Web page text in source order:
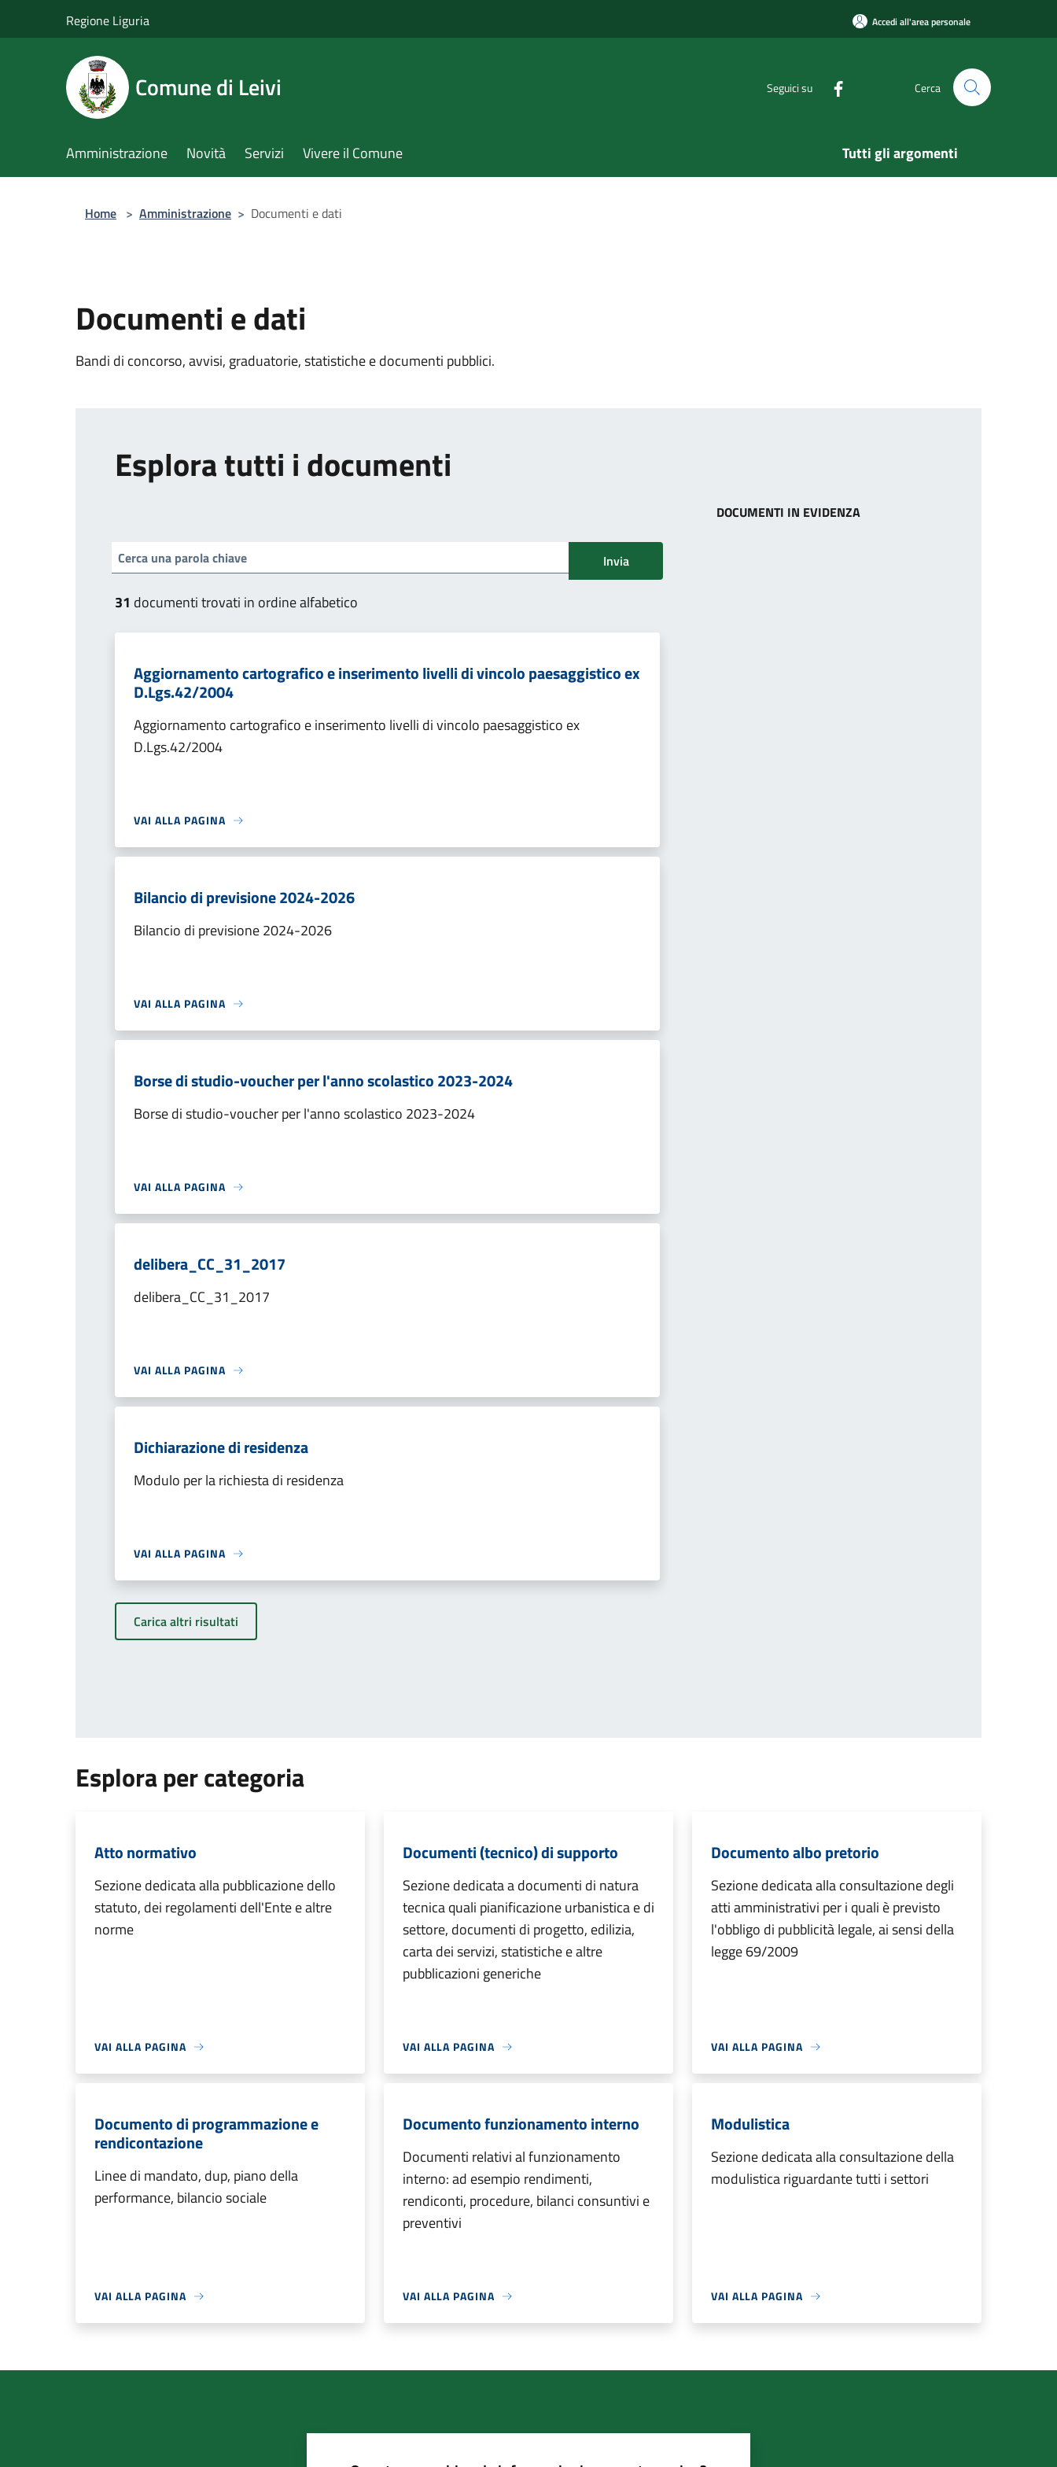
Regione Liguria Accedi all'area personale
Comune di Leivi Seguici su Cerca
Amministrazione Novità Servizi Vivere il Comune Tutti gli argomenti
Home > Amministrazione > Documenti e dati
Documenti e dati
Bandi di concorso, avvisi, graduatorie, statistiche e documenti pubblici.
Esplora tutti i documenti
Invia
31 documenti trovati in ordine alfabetico
Aggiornamento cartografico e inserimento livelli di vincolo paesaggistico ex
D.Lgs.42/2004
Aggiornamento cartografico e inserimento livelli di vincolo paesaggistico ex
D.Lgs.42/2004
VAI ALLA PAGINA
Bilancio di previsione 2024-2026
Bilancio di previsione 2024-2026
VAI ALLA PAGINA
Borse di studio-voucher per l'anno scolastico 2023-2024
Borse di studio-voucher per l'anno scolastico 2023-2024
VAI ALLA PAGINA
delibera_CC_31_2017
delibera_CC_31_2017
VAI ALLA PAGINA
Dichiarazione di residenza
Modulo per la richiesta di residenza
VAI ALLA PAGINA
Carica altri risultati
DOCUMENTI IN EVIDENZA
Esplora per categoria
Atto normativo
Sezione dedicata alla pubblicazione dello
statuto, dei regolamenti dell'Ente e altre
norme
VAI ALLA PAGINA
Documenti (tecnico) di supporto
Sezione dedicata a documenti di natura
tecnica quali pianificazione urbanistica e di
settore, documenti di progetto, edilizia,
carta dei servizi, statistiche e altre
pubblicazioni generiche
VAI ALLA PAGINA
Documento albo pretorio
Sezione dedicata alla consultazione degli
atti amministrativi per i quali è previsto
l'obbligo di pubblicità legale, ai sensi della
legge 69/2009
VAI ALLA PAGINA
Documento di programmazione e
rendicontazione
Linee di mandato, dup, piano della
performance, bilancio sociale
VAI ALLA PAGINA
Documento funzionamento interno
Documenti relativi al funzionamento
interno: ad esempio rendimenti,
rendiconti, procedure, bilanci consuntivi e
preventivi
VAI ALLA PAGINA
Modulistica
Sezione dedicata alla consultazione della
modulistica riguardante tutti i settori
VAI ALLA PAGINA